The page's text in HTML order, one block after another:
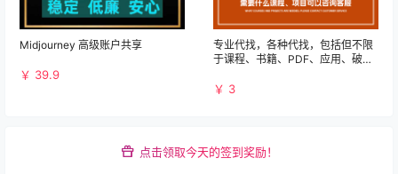
Midjourney 高级账户共享
￥ 39.9
专业代找，各种代找，包括但不限
于课程、书籍、PDF、应用、破解
￥ 3
点击领取今天的签到奖励！